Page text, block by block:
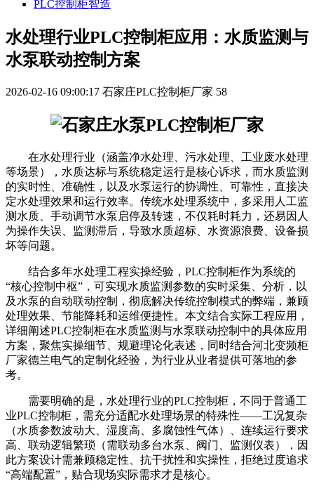
PLC控制柜智造
水处理行业PLC控制柜应用：水质监测与
水泵联动控制方案
2026-02-16 09:00:17 石家庄PLC控制柜厂家 58
在水处理行业（涵盖净水处理、污水处理、工业废水处理
等场景），水质达标与系统稳定运行是核心诉求，而水质监测
的实时性、准确性，以及水泵运行的协调性、可靠性，直接决
定水处理效果和运行效率。传统水处理系统中，多采用人工监
测水质、手动调节水泵启停及转速，不仅耗时耗力，还易因人
为操作失误、监测滞后，导致水质超标、水资源浪费、设备损
坏等问题。
结合多年水处理工程实操经验，PLC控制柜作为系统的
“核心控制中枢”，可实现水质监测参数的实时采集、分析，以
及水泵的自动联动控制，彻底解决传统控制模式的弊端，兼顾
处理效果、节能降耗和运维便捷性。本文结合实际工程应用，
详细阐述PLC控制柜在水质监测与水泵联动控制中的具体应用
方案，聚焦实操细节、规避理论化表述，同时结合河北变频柜
厂家德兰电气的定制化经验，为行业从业者提供可落地的参
考。
需要明确的是，水处理行业的PLC控制柜，不同于普通工
业PLC控制柜，需充分适配水处理场景的特殊性——工况复杂
（水质参数波动大、湿度高、多腐蚀性气体）、连续运行要求
高、联动逻辑繁琐（需联动多台水泵、阀门、监测仪表），因
此方案设计需兼顾稳定性、抗干扰性和实操性，拒绝过度追求
“高端配置”，贴合现场实际需求才是核心。